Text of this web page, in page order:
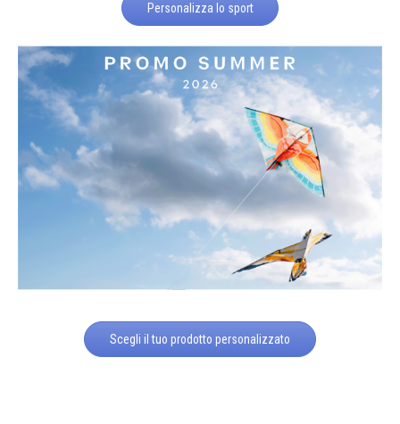
Personalizza lo sport
Scegli il tuo prodotto personalizzato